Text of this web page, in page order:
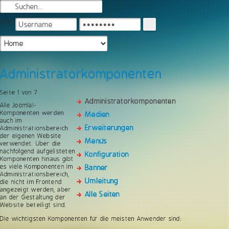
Login
Administratorkomponenten
Administratorkomponenten
Medien
Erweiterungen
Menüs
Konfiguration
Banner
Umleitung
Alle Seiten
Seite 1 von 7
Alle Joomla!-
Komponenten werden
auch im
Administrationsbereich
der eigenen Website
verwendet. Über die
nachfolgend aufgelisteten
Komponenten hinaus gibt
es viele Komponenten im
Administrationsbereich,
die nicht im Frontend
angezeigt werden, aber
an der Gestaltung der
Website beteiligt sind.
Die wichtigsten Komponenten für die meisten Anwender sind: